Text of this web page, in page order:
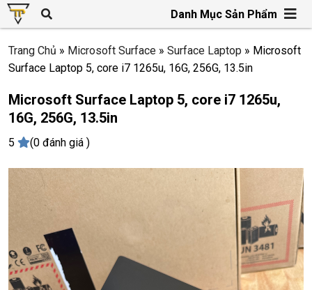
Danh Mục Sản Phẩm
Trang Chủ » Microsoft Surface » Surface Laptop » Microsoft
Surface Laptop 5, core i7 1265u, 16G, 256G, 13.5in
Microsoft Surface Laptop 5, core i7 1265u,
16G, 256G, 13.5in
5 (0 đánh giá )